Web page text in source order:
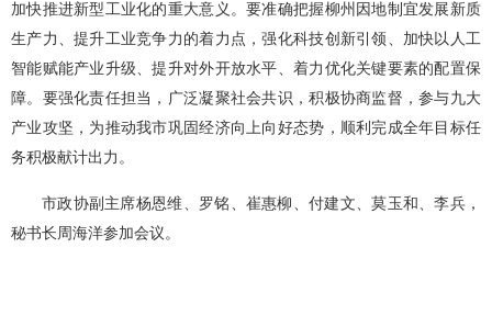
加快推进新型工业化的重大意义。要准确把握柳州因地制宜发展新质
生产力、提升工业竞争力的着力点，强化科技创新引领、加快以人工
智能赋能产业升级、提升对外开放水平、着力优化关键要素的配置保
障。要强化责任担当，广泛凝聚社会共识，积极协商监督，参与九大
产业攻坚，为推动我市巩固经济向上向好态势，顺利完成全年目标任
务积极献计出力。
市政协副主席杨恩维、罗铭、崔惠柳、付建文、莫玉和、李兵，
秘书长周海洋参加会议。